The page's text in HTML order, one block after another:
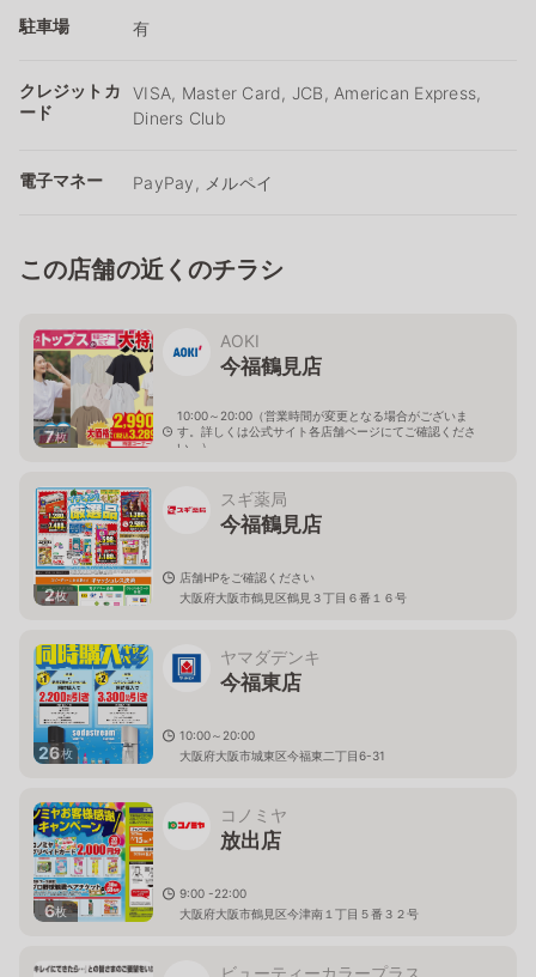
駐車場 有
クレジットカ
ード
VISA, Master Card, JCB, American Express,
Diners Club
電子マネー PayPay, メルペイ
この店舗の近くのチラシ
7枚
AOKI
今福鶴見店
10:00～20:00（営業時間が変更となる場合がございま
す。詳しくは公式サイト各店舗ページにてご確認くださ
い。）
2枚
スギ薬局
今福鶴見店
店舗HPをご確認ください
大阪府大阪市鶴見区鶴見３丁目６番１６号
26枚
ヤマダデンキ
今福東店
10:00～20:00
大阪府大阪市城東区今福東二丁目6-31
6枚
コノミヤ
放出店
9:00 -22:00
大阪府大阪市鶴見区今津南１丁目５番３２号
ビューティーカラープラス